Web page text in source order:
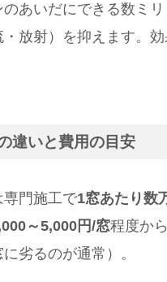
あいだにできる数ミ
・放射）を抑えます。
違いと費用の目安
門施工で1窓あたり数
～5,000円/窓程度か
劣るのが通常）。